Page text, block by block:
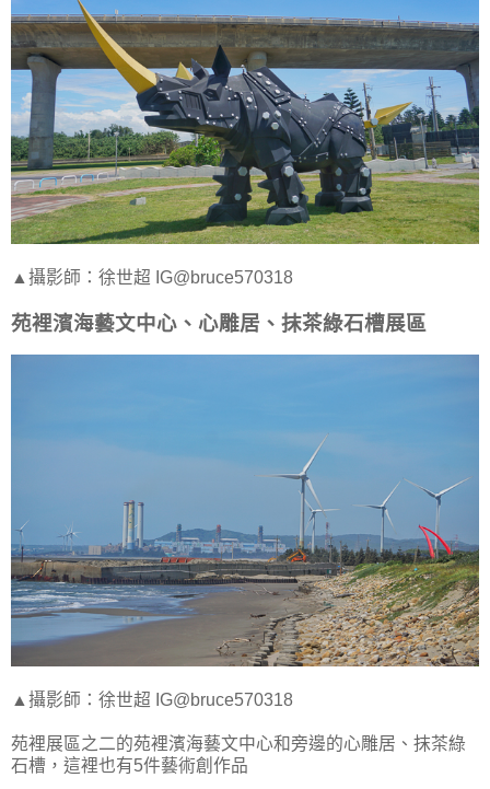
▲攝影師：徐世超 IG@bruce570318
苑裡濱海藝文中心、心雕居、抹茶綠石槽展區
▲攝影師：徐世超 IG@bruce570318
苑裡展區之二的苑裡濱海藝文中心和旁邊的心雕居、抹茶綠
石槽，這裡也有5件藝術創作品